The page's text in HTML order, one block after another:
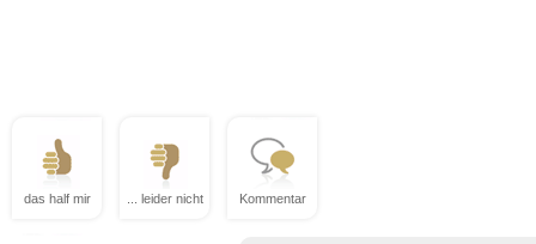
das half mir ... leider nicht Kommentar